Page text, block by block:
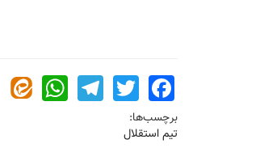
Facebook
Twitter
برچسب‌ها:
تیم استقلال